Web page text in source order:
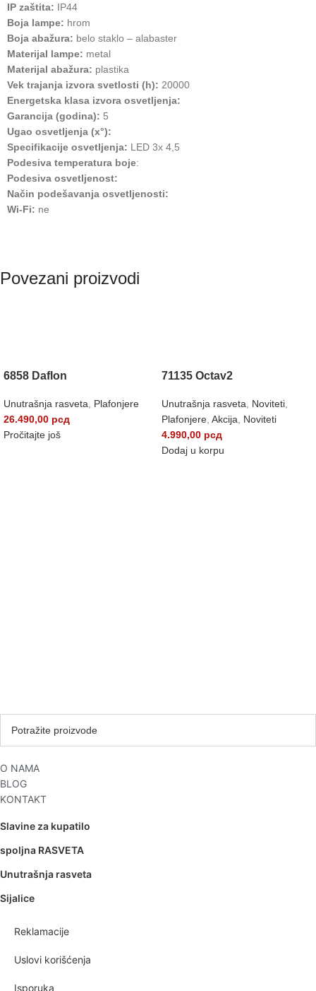
IP zaštita: IP44
Boja lampe: hrom
Boja abažura: belo staklo – alabaster
Materijal lampe: metal
Materijal abažura: plastika
Vek trajanja izvora svetlosti (h): 20000
Energetska klasa izvora osvetljenja:
Garancija (godina): 5
Ugao osvetljenja (x°):
Specifikacije osvetljenja: LED 3x 4,5
Podesiva temperatura boje:
Podesiva osvetljenost:
Način podešavanja osvetljenosti:
Wi-Fi: ne
Povezani proizvodi
6858 Daflon
Unutrašnja rasveta, Plafonjere
26.490,00 рсд
Pročitajte još
71135 Octav2
Unutrašnja rasveta, Noviteti,
Plafonjere, Akcija, Noviteti
4.990,00 рсд
Dodaj u korpu
O NAMA
BLOG
KONTAKT
Slavine za kupatilo
spoljna RASVETA
Unutrašnja rasveta
Sijalice
Reklamacije
Uslovi korišćenja
Isporuka